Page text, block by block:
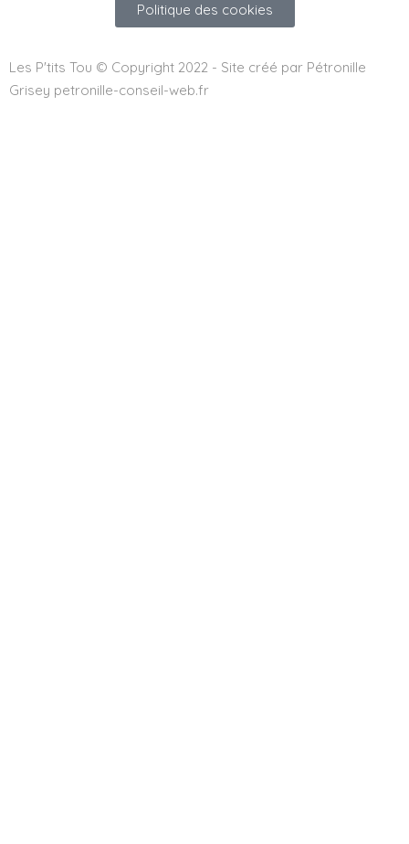
Politique des cookies
Les P'tits Tou © Copyright 2022 - Site créé par Pétronille
Grisey petronille-conseil-web.fr